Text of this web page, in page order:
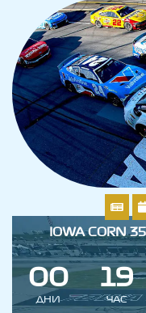
IOWA CORN
00
ДНИ
19
ЧАС